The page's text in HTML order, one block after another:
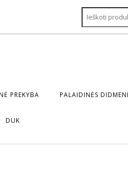
PREKYBA PALAIDINĖS
DUK